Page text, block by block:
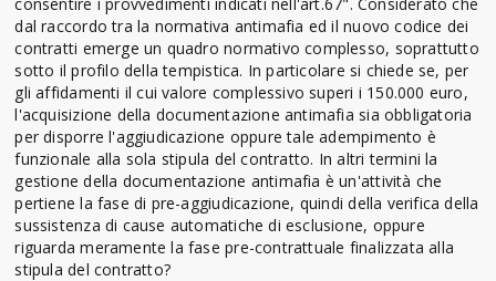
dal raccordo tra la normativa antimafia ed il nuovo codice dei
contratti emerge un quadro normativo complesso, soprattutto
sotto il profilo della tempistica. In particolare si chiede se, per
gli affidamenti il cui valore complessivo superi i 150.000 euro,
l'acquisizione della documentazione antimafia sia obbligatoria
per disporre l'aggiudicazione oppure tale adempimento è
funzionale alla sola stipula del contratto. In altri termini la
gestione della documentazione antimafia è un'attività che
pertiene la fase di pre-aggiudicazione, quindi della verifica della
sussistenza di cause automatiche di esclusione, oppure
riguarda meramente la fase pre-contrattuale finalizzata alla
stipula del contratto?